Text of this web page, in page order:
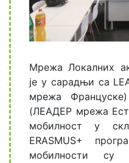
Мрежа Локалних
је у сарадњи са
мрежа
(ЛЕАДЕР мрежа
мобилност у
ERASMUS+
мобилности су